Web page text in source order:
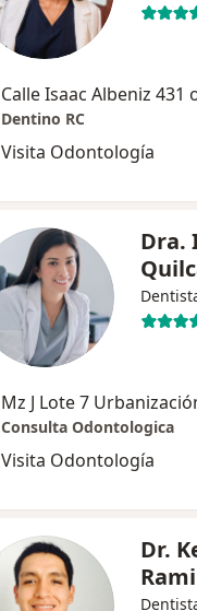
Calle Isaac Albeniz 431
Dentino RC
Visita Odontología
Dra.
Mz J Lote 7
Consulta Odontologica
Visita Odontología
Dr.